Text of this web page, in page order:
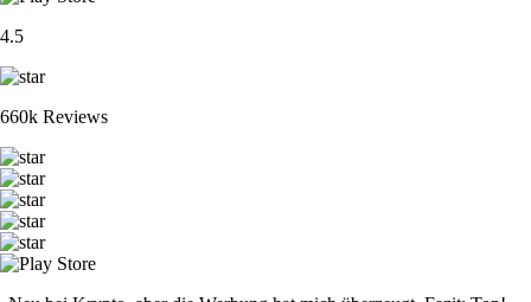
4.5
660k Reviews